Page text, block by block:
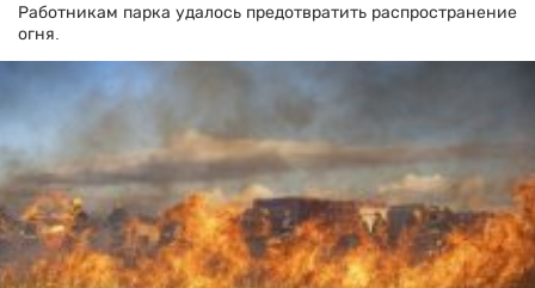
Работникам парка удалось предотвратить распространение
огня.